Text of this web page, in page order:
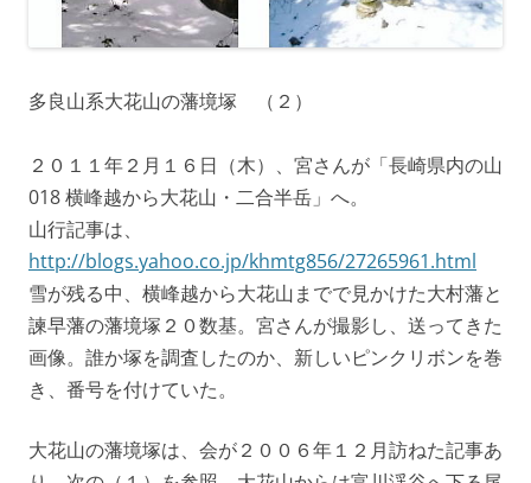
多良山系大花山の藩境塚 （２）
２０１１年２月１６日（木）、宮さんが「長崎県内の山
018 横峰越から大花山・二合半岳」へ。
山行記事は、
http://blogs.yahoo.co.jp/khmtg856/27265961.html
雪が残る中、横峰越から大花山までで見かけた大村藩と
諫早藩の藩境塚２０数基。宮さんが撮影し、送ってきた
画像。誰か塚を調査したのか、新しいピンクリボンを巻
き、番号を付けていた。
大花山の藩境塚は、会が２００６年１２月訪ねた記事あ